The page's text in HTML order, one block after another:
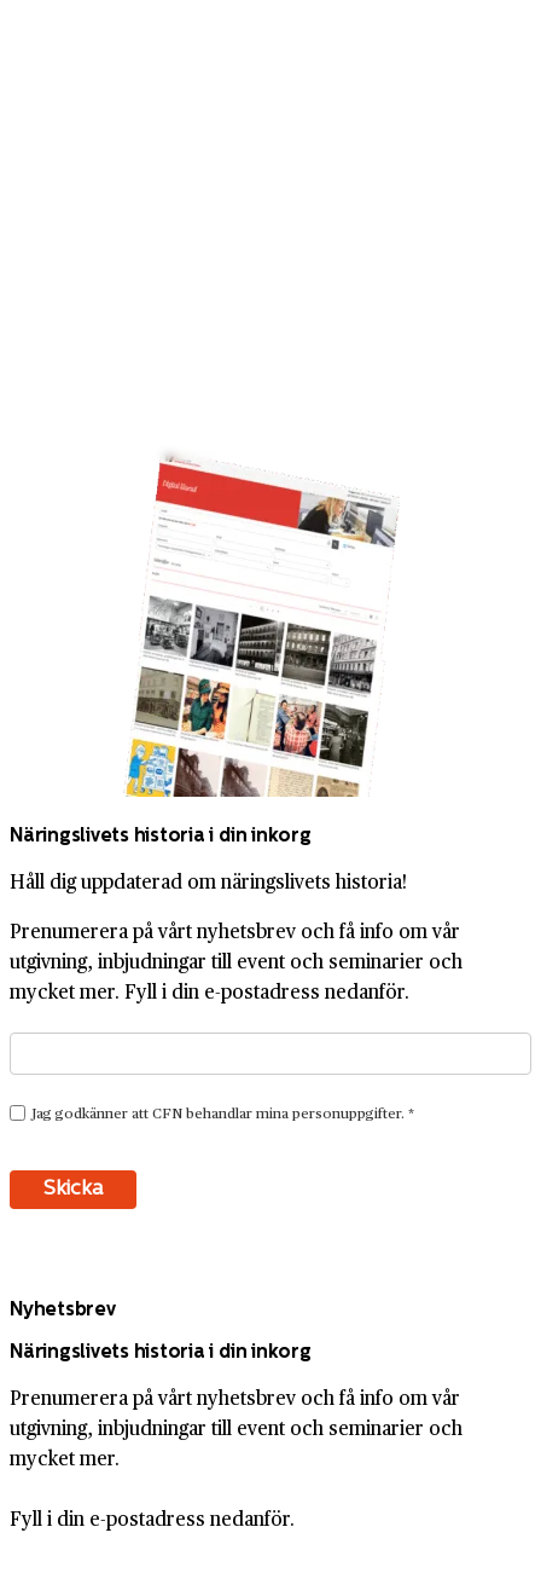
Näringslivets historia i din inkorg
Håll dig uppdaterad om näringslivets historia!
Prenumerera på vårt nyhetsbrev och få info om vår
utgivning, inbjudningar till event och seminarier och
mycket mer. Fyll i din e-postadress nedanför.
Nyhetsbrev
Näringslivets historia i din inkorg
Prenumerera på vårt nyhetsbrev och få info om vår
utgivning, inbjudningar till event och seminarier och
mycket mer.
Fyll i din e-postadress nedanför.